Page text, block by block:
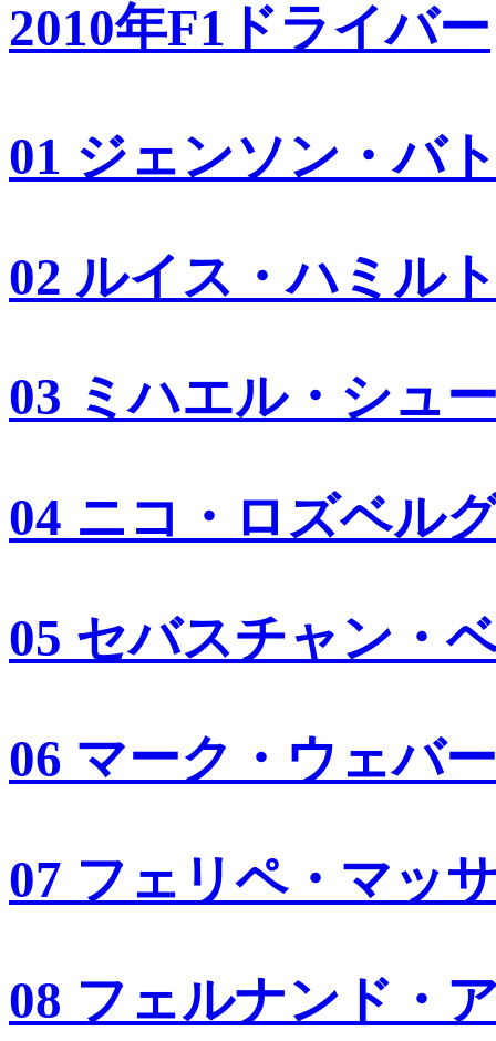
2010年F1ドライバー
01 ジェンソン・バ
02 ルイス・ハミル
03 ミハエル・シュ
04 ニコ・ロズベル
05 セバスチャン・
06 マーク・ウェバー
07 フェリペ・マッ
08 フェルナンド・